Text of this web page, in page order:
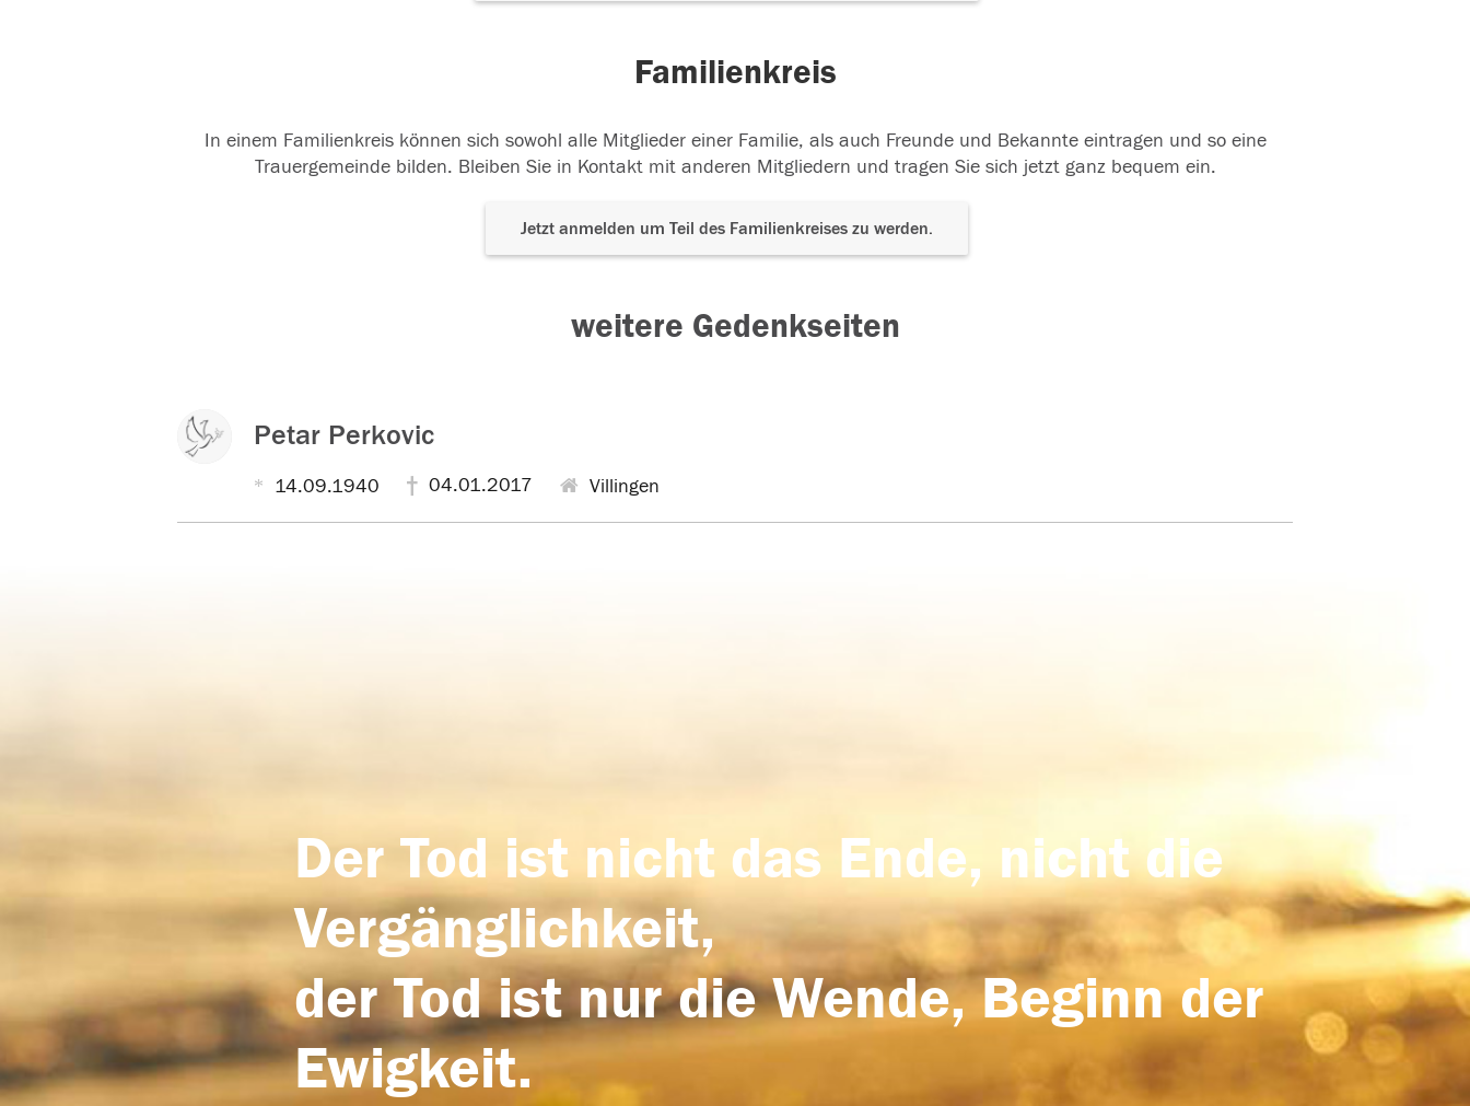
Familienkreis
In einem Familienkreis können sich sowohl alle Mitglieder einer Familie, als auch Freunde und Bekannte eintragen und so eine
Trauergemeinde bilden. Bleiben Sie in Kontakt mit anderen Mitgliedern und tragen Sie sich jetzt ganz bequem ein.
Jetzt anmelden um Teil des Familienkreises zu werden.
weitere Gedenkseiten
Petar Perkovic
14.09.1940 04.01.2017 Villingen
Der Tod ist nicht das Ende, nicht die
Vergänglichkeit,
der Tod ist nur die Wende, Beginn der
Ewigkeit.